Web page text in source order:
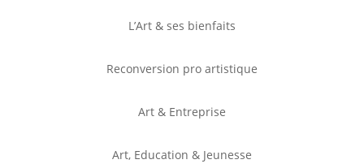
L’Art & ses bienfaits
Reconversion pro artistique
Art & Entreprise
Art, Education & Jeunesse